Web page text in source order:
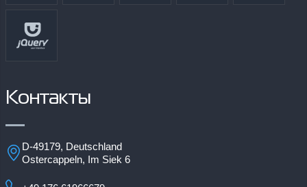
Контакты
D-49179, Deutschland
Ostercappeln, Im Siek 6